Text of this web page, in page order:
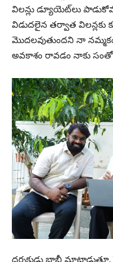
విలన్లు డ్యూయెట్‌లు
విడుదలైన తర్వాత విలన్లకు
మొదలవుతుందని నా
అవకాశం రావడం నాకు
దర్శకుడు బాబ్జీ